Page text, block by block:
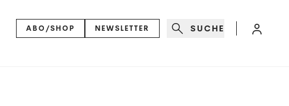
ABO/SHOP NEWSLETTER SUCHE